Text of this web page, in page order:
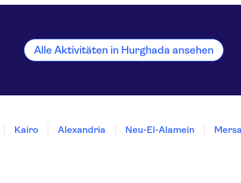
Alle Aktivitäten in Hurghada ansehen
Kairo Alexandria Neu-El-Alamein